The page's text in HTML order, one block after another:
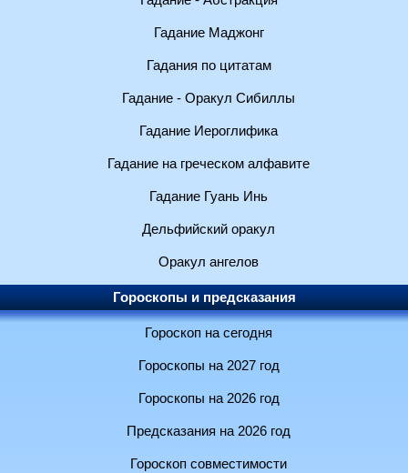
Гадание Маджонг
Гадания по цитатам
Гадание - Оракул Сибиллы
Гадание Иероглифика
Гадание на греческом алфавите
Гадание Гуань Инь
Дельфийский оракул
Оракул ангелов
Гороскопы и предсказания
Гороскоп на сегодня
Гороскопы на 2027 год
Гороскопы на 2026 год
Предсказания на 2026 год
Гороскоп совместимости